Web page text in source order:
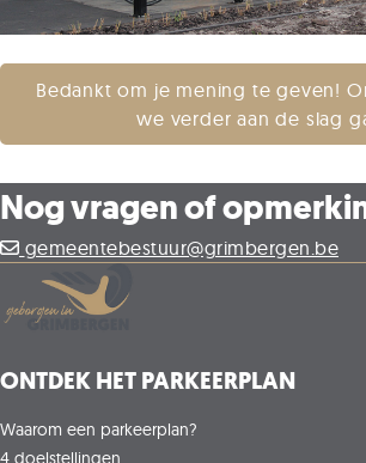
Bedankt om je mening te geven!
we verder aan de slag
Nog vragen of
gemeentebestuur@grimbergen.be
ONTDEK HET PARKEERPLAN
Waarom een parkeerplan?
4 doelstellingen